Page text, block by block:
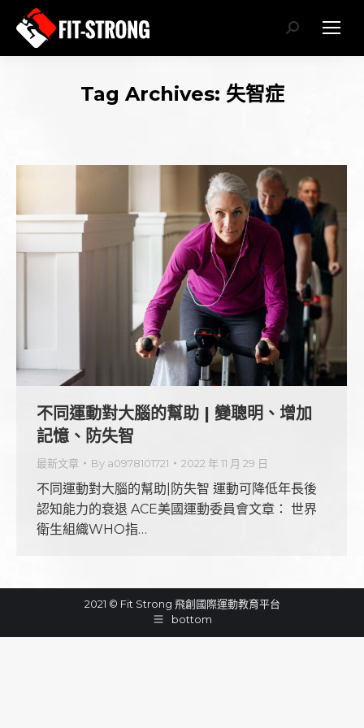
Search:
Tag Archives: 失智症
不同運動對大腦的幫助 | 變聰明、增加
記憶、防失智
最新文章 By a0978101721 2022 年 11 月 29 日
不同運動對大腦的幫助|防失智 運動可降低年長後
認知能力的衰退 ACE美國運動委員會文章： 世界
衛生組織WHO指…
2021 © Fit Strong 飛創國際運動教育平台
bottom